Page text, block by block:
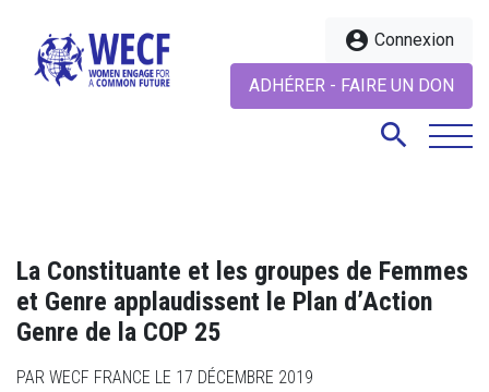
account_circle Connexion
ADHÉRER - FAIRE UN DON
search
La Constituante et les groupes de Femmes
et Genre applaudissent le Plan d’Action
Genre de la COP 25
PAR WECF FRANCE LE 17 DÉCEMBRE 2019